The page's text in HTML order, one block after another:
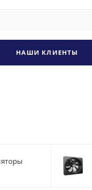
НАШИ КЛИЕНТЫ